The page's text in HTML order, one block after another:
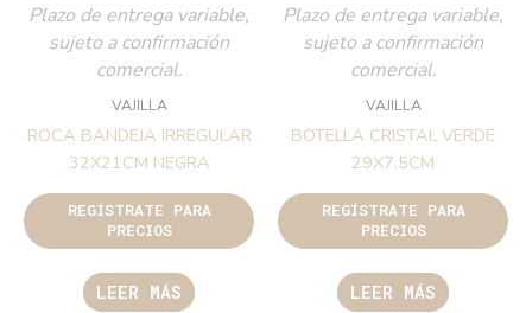
Plazo de entrega variable,
sujeto a confirmación
comercial.
VAJILLA
ROCA BANDEJA IRREGULAR
32X21CM NEGRA
REGÍSTRATE PARA
PRECIOS
LEER MÁS
Plazo de entrega variable,
sujeto a confirmación
comercial.
VAJILLA
BOTELLA CRISTAL VERDE
29X7,5CM
REGÍSTRATE PARA
PRECIOS
LEER MÁS